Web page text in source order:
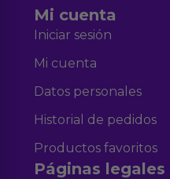
Mi cuenta
Iniciar sesión
Mi cuenta
Datos personales
Historial de pedidos
Productos favoritos
Páginas legales